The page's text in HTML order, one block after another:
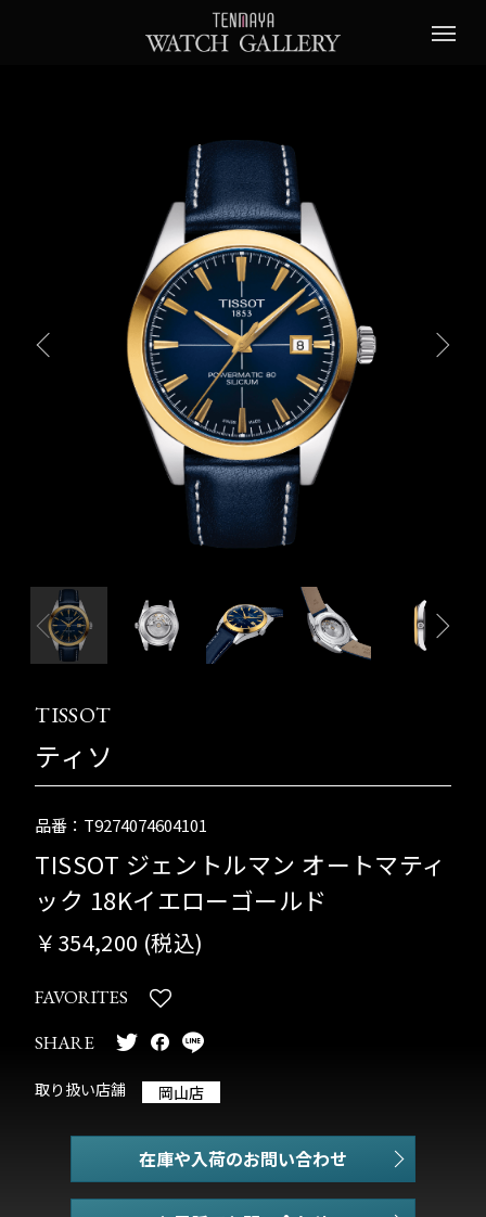
TISSOT
ティソ
品番：T9274074604101
TISSOT ジェントルマン オートマティ
ック 18Kイエローゴールド
￥354,200 (税込)
FAVORITES
SHARE
取り扱い店舗 岡山店
在庫や入荷のお問い合わせ